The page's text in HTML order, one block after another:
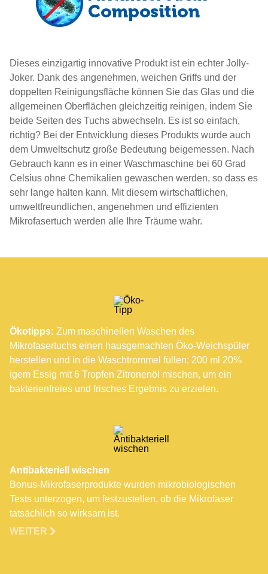
Dieses einzigartig innovative Produkt ist ein echter Jolly-
Joker. Dank des angenehmen, weichen Griffs und der
doppelten Reinigungsfläche können Sie das Glas und die
allgemeinen Oberflächen gleichzeitig reinigen, indem Sie
beide Seiten des Tuchs abwechseln. Es ist so einfach,
richtig? Bei der Entwicklung dieses Produkts wurde auch
dem Umweltschutz große Bedeutung beigemessen. Nach
Gebrauch kann es in einer Waschmaschine bei 60 Grad
Celsius ohne Chemikalien gewaschen werden, so dass es
sehr lange halten kann. Mit diesem wirtschaftlichen,
umweltfreundlichen, angenehmen und effizienten
Mikrofasertuch werden alle Ihre Träume wahr.
Ökotipps: Zum maschinellen Waschen des
Mikrofasertuchs einen hausgemachten Öko-Weichspüler
herstellen und in die Waschtrommel füllen: 200 ml 20%
igem Essig mit 6 Tropfen Zitronenöl mischen, um ein
bakterienfreies und frisches Ergebnis zu erzielen.
Antibakteriell wischen
Bonus-Mikrofaserprodukte wurden mikrobiologischen
Tests unterzogen, um festzustellen, ob die Mikrofaser
tatsächlich so wirksam ist.
WEITER